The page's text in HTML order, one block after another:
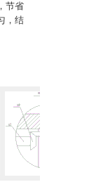
节省
，结